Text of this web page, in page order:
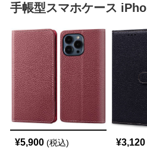
手帳型スマホケース
¥5,900 (税込) ¥3,120